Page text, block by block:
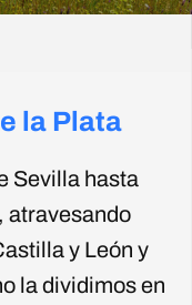
la Plata
Sevilla hasta
atravesando
y León y
la dividimos en